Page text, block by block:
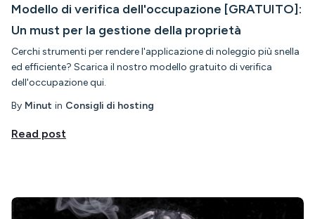
Modello di verifica dell'occupazione [GRATUITO]:
Un must per la gestione della proprietà
Cerchi strumenti per rendere l'applicazione di noleggio più snella
ed efficiente? Scarica il nostro modello gratuito di verifica
dell'occupazione qui.
By Minut in Consigli di hosting
Read post